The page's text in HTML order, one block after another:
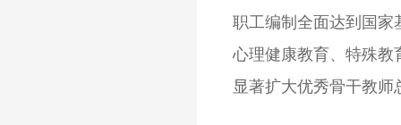
职工编制全面达到国家
心理健康教育、特殊教
显著扩大优秀骨干教